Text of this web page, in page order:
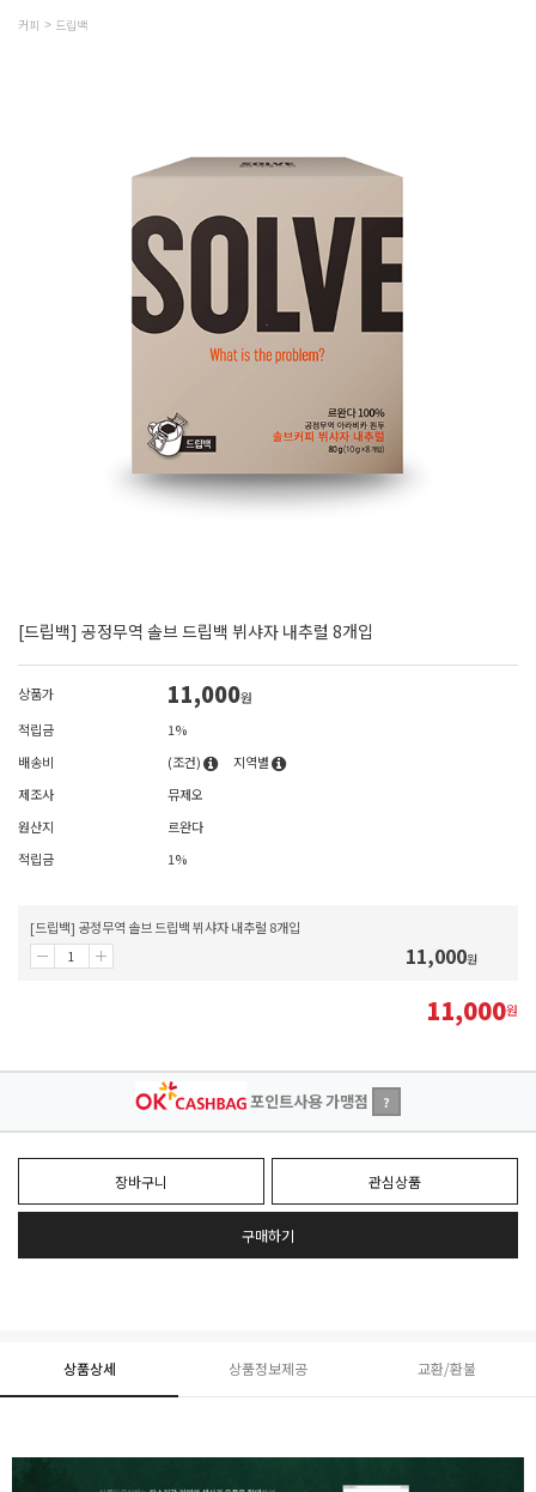
커피 드립백
[드립백] 공정무역 솔브 드립백 뷔샤자 내추럴 8개입
상품가 11,000원
적립금
1%
배송비
(조건)
지역별
제조사
뮤제오
원산지
르완다
적립금
1%
[드립백] 공정무역 솔브 드립백 뷔샤자 내추럴 8개입
11,000원
11,000원
포인트사용 가맹점 ?
장바구니 관심상품
구매하기
상품상세 상품정보제공 교환/환불